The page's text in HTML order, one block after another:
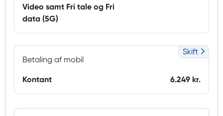
Video samt Fri tale og Fri
data (5G)
Betaling af mobil
Skift
Kontant 6.249 kr.